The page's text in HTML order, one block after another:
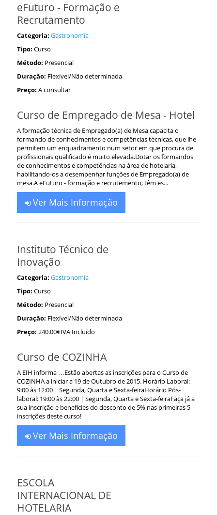
eFuturo - Formação e
Recrutamento
Categoria: Gastronomía
Tipo: Curso
Método: Presencial
Duração: Flexível/Não determinada
Preço: A consultar
Curso de Empregado de Mesa - Hotel
A formação técnica de Empregado(a) de Mesa capacita o
formando de conhecimentos e competências técnicas, que lhe
permitem um enquadramento num setor em que procura de
profissionais qualificado é muito elevada.Dotar os formandos
de conhecimentos e competências na área de hotelaria,
habilitando-os a desempenhar funções de Empregado(a) de
mesa.A eFuturo - formação e recrutemento, têm es...
Ver Mais Informação
Instituto Técnico de
Inovação
Categoria: Gastronomía
Tipo: Curso
Método: Presencial
Duração: Flexível/Não determinada
Preço: 240.00€IVA Incluído
Curso de COZINHA
A EIH informa …Estão abertas as inscrições para o Curso de
COZINHA a iniciar a 19 de Outubro de 2015. Horário Laboral:
9:00 às 12:00 | Segunda, Quarta e Sexta-feiraHorário Pós-
laboral: 19:00 às 22:00 | Segunda, Quarta e Sexta-feiraFaça já a
sua inscrição e beneficies do desconto de 5% nas primeiras 5
inscrições deste curso!
Ver Mais Informação
ESCOLA
INTERNACIONAL DE
HOTELARIA